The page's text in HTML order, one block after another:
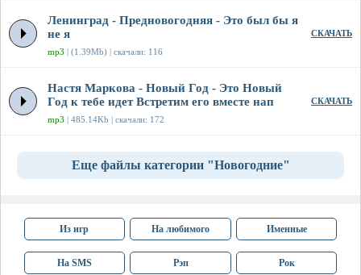
Ленинград - Предновогодняя - Это был бы я
не я
mp3 | (1.39Mb) | скачали: 116
СКАЧАТЬ
Настя Маркова - Новый Год - Это Новый
Год к тебе идет Встретим его вместе нап
mp3 | 485.14Kb | скачали: 172
СКАЧАТЬ
Еще файлы категории "Новогодние"
Из игр На любимого Именные
На SMS Рэп Рок